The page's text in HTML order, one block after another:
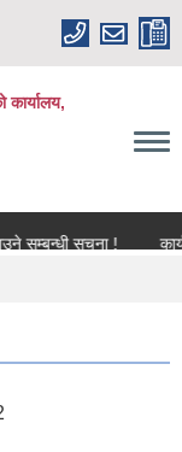
कार्यालय,
सूचना !